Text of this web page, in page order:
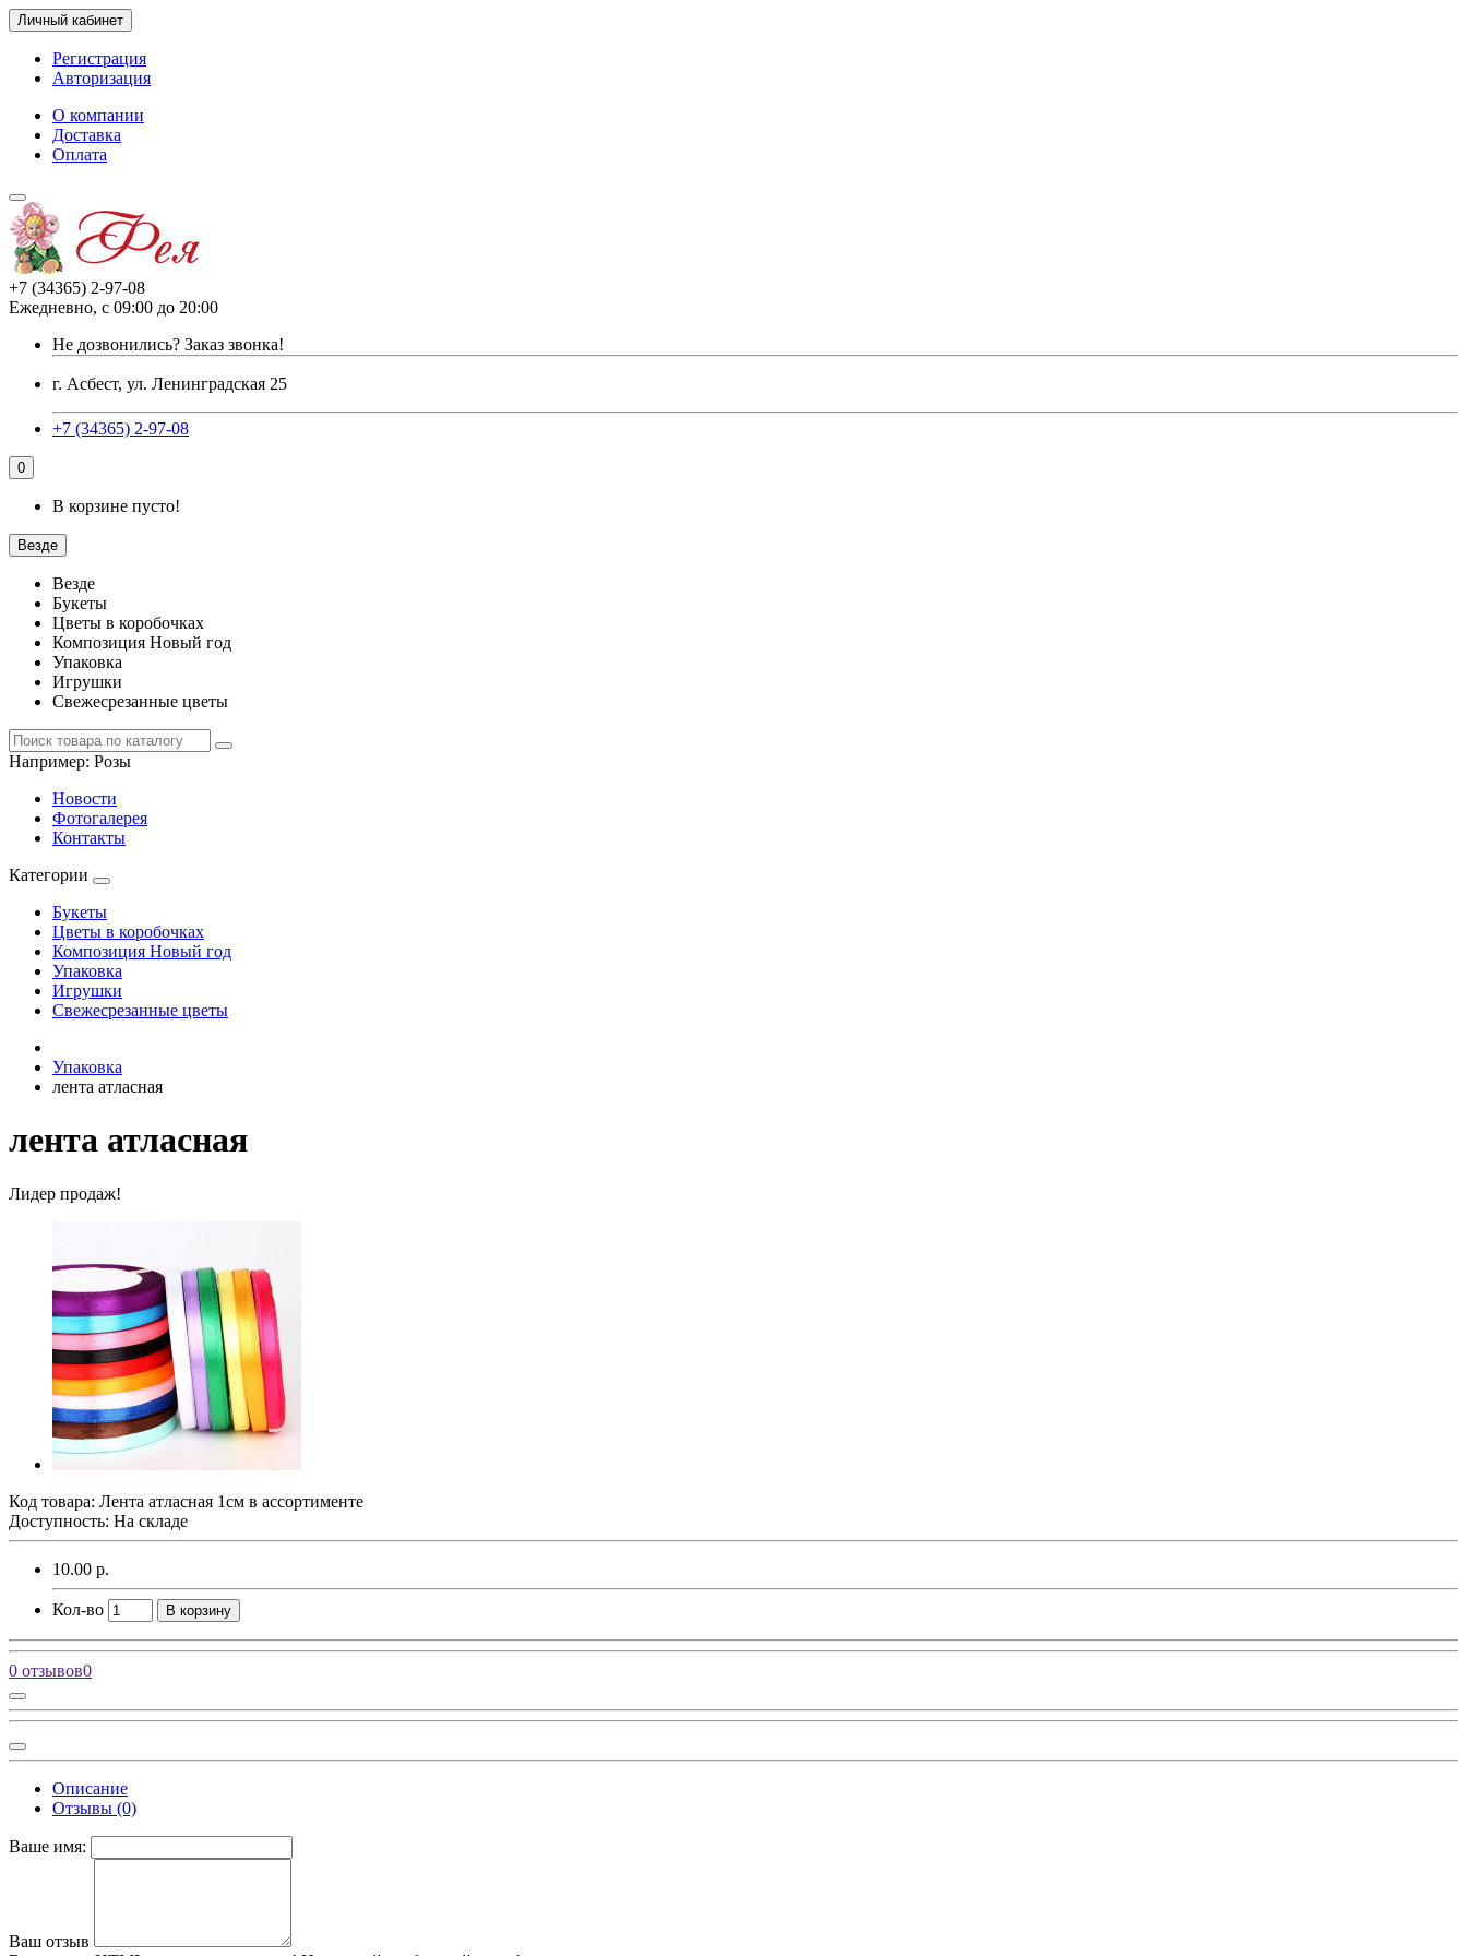
Личный кабинет
Регистрация
Авторизация
О компании
Доставка
Оплата
+7 (34365) 2-97-08
Ежедневно, с 09:00 до 20:00
Не дозвонились? Заказ звонка!
г. Асбест, ул. Ленинградская 25
+7 (34365) 2-97-08
0
В корзине пусто!
Везде
Везде
Букеты
Цветы в коробочках
Композиция Новый год
Упаковка
Игрушки
Свежесрезанные цветы
Например: Розы
Новости
Фотогалерея
Контакты
Категории
Букеты
Цветы в коробочках
Композиция Новый год
Упаковка
Игрушки
Свежесрезанные цветы
Упаковка
лента атласная
лента атласная
Лидер продаж!
Код товара: Лента атласная 1см в ассортименте
Доступность: На складе
10.00 р.
Кол-во В корзину
0 отзывов0
Описание
Отзывы (0)
Ваше имя:
Ваш отзыв